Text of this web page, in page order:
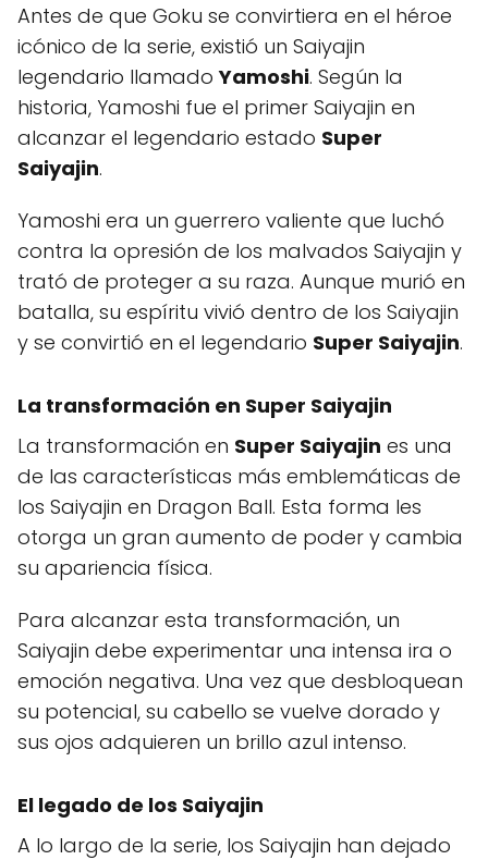
Antes de que Goku se convirtiera en el héroe
icónico de la serie, existió un Saiyajin
legendario llamadoYamoshi. Según la
historia, Yamoshi fue el primer Saiyajin en
alcanzar el legendario estado Super
Saiyajin.
Yamoshi era un guerrero valiente que luchó
contra la opresión de los malvados Saiyajin y
trató de proteger a su raza. Aunque murió en
batalla, su espíritu vivió dentro de los Saiyajin
y se convirtió en el legendario Super Saiyajin.
La transformación en Super Saiyajin
La transformación en Super Saiyajin es una
de las características más emblemáticas de
los Saiyajin en Dragon Ball. Esta forma les
otorga un gran aumento de poder y cambia
su apariencia física.
Para alcanzar esta transformación, un
Saiyajin debe experimentar una intensa ira o
emoción negativa. Una vez que desbloquean
su potencial, su cabello se vuelve dorado y
sus ojos adquieren un brillo azul intenso.
El legado de los Saiyajin
A lo largo de la serie, los Saiyajin han dejado